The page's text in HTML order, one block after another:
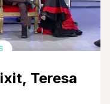
Teresa